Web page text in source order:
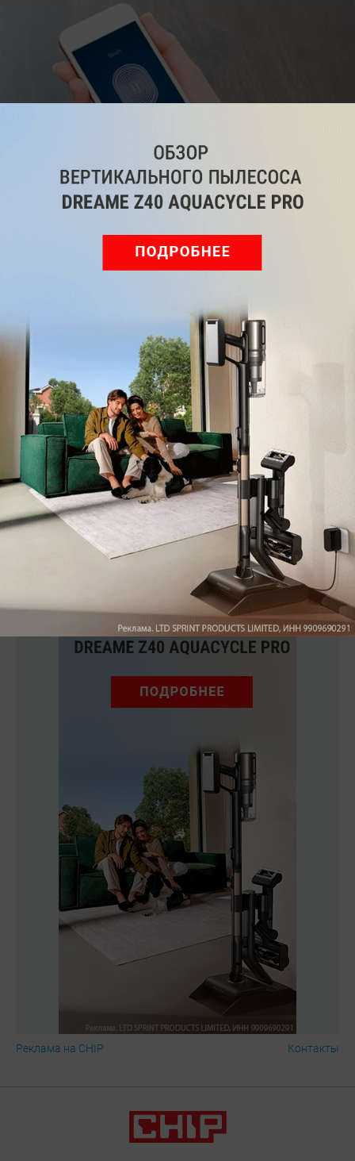
Сканер отпечатка пальца не реагирует? Пошаговая
инструкция, как все исправить
Читайте нас
в социальных
сетях
Реклама на CHIP Контакты